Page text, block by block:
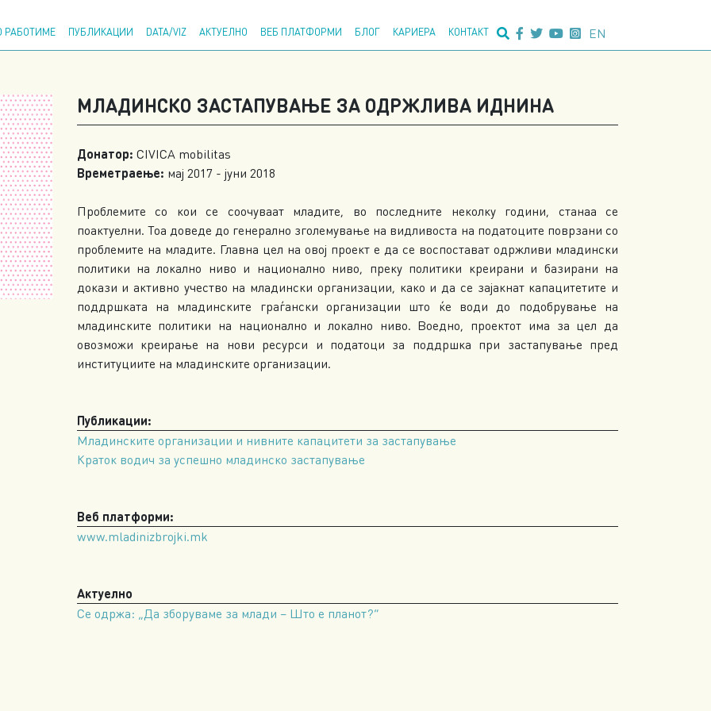
РАБОТИМЕ ПУБЛИКАЦИИ DATA/VIZ АКТУЕЛНО ВЕБ ПЛАТФОРМИ БЛОГ КАРИЕРА КОНТАКТ EN
МЛАДИНСКО ЗАСТАПУВАЊЕ ЗА ОДРЖЛИВА ИДНИНА
Донатор: CIVICA mobilitas
Времетраење: мај 2017 - јуни 2018
Проблемите со кои се соочуваат младите, во последните неколку години, станаа се
поактуелни. Тоа доведе до генерално зголемување на видливоста на податоците поврзани со
проблемите на младите. Главна цел на овој проект е да се воспостават одржливи младински
политики на локално ниво и национално ниво, преку политики креирани и базирани на
докази и активно учество на младински организации, како и да се зајакнат капацитетите и
поддршката на младинските граѓански организации што ќе води до подобрување на
младинските политики на национално и локално ниво. Воедно, проектот има за цел да
овозможи креирање на нови ресурси и податоци за поддршка при застапување пред
институциите на младинските организации.
Публикации:
Младинските организации и нивните капацитети за застапување
Краток водич за успешно младинско застапување
Веб платформи:
www.mladinizbrojki.mk
Актуелно
Се одржа: „Да зборуваме за млади – Што е планот?“